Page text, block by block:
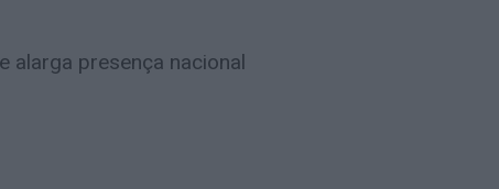
alarga presença nacional